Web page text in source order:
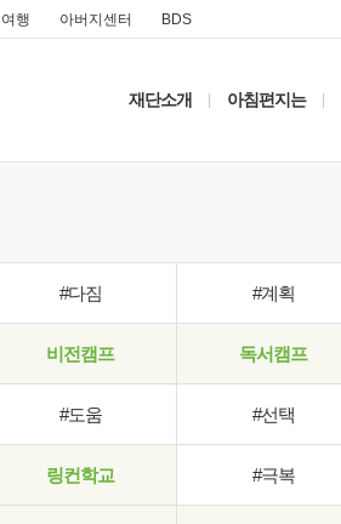
행 아버지센터 BDS
재단소개 아침편지는
#다짐 #계획
비전캠프 독서캠프
#도움 #선택
링컨학교 #극복